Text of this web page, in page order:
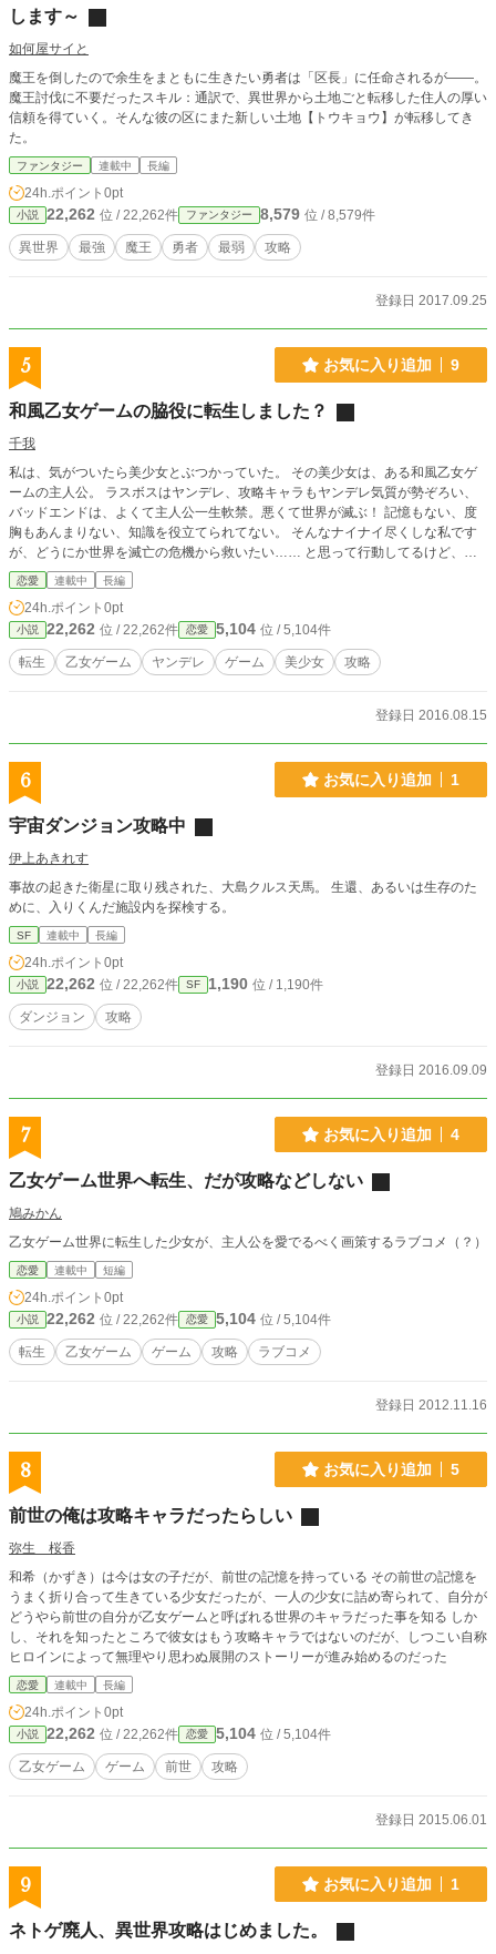
します～
如何屋サイと
魔王を倒したので余生をまともに生きたい勇者は「区長」に任命されるが――。
魔王討伐に不要だったスキル：通訳で、異世界から土地ごと転移した住人の厚い
信頼を得ていく。そんな彼の区にまた新しい土地【トウキョウ】が転移してき
た。
ファンタジー 連載中 長編
24h.ポイント 0pt
小説 22,262 位 / 22,262件 ファンタジー 8,579 位 / 8,579件
異世界 最強 魔王 勇者 最弱 攻略
登録日 2017.09.25
5 お気に入り追加 9
和風乙女ゲームの脇役に転生しました？
千我
私は、気がついたら美少女とぶつかっていた。 その美少女は、ある和風乙女ゲ
ームの主人公。 ラスボスはヤンデレ、攻略キャラもヤンデレ気質が勢ぞろい、
バッドエンドは、よくて主人公一生軟禁。悪くて世界が滅ぶ！ 記憶もない、度
胸もあんまりない、知識を役立てられてない。 そんなナイナイ尽くしな私です
が、どうにか世界を滅亡の危機から救いたい…… と思って行動してるけど、い
ろんなことに躓きまくり中です。
恋愛 連載中 長編
24h.ポイント 0pt
小説 22,262 位 / 22,262件 恋愛 5,104 位 / 5,104件
転生 乙女ゲーム ヤンデレ ゲーム 美少女 攻略
登録日 2016.08.15
6 お気に入り追加 1
宇宙ダンジョン攻略中
伊上あきれす
事故の起きた衛星に取り残された、大島クルス天馬。 生還、あるいは生存のた
めに、入りくんだ施設内を探検する。
SF 連載中 長編
24h.ポイント 0pt
小説 22,262 位 / 22,262件 SF 1,190 位 / 1,190件
ダンジョン 攻略
登録日 2016.09.09
7 お気に入り追加 4
乙女ゲーム世界へ転生、だが攻略などしない
鳩みかん
乙女ゲーム世界に転生した少女が、主人公を愛でるべく画策するラブコメ（？）
恋愛 連載中 短編
24h.ポイント 0pt
小説 22,262 位 / 22,262件 恋愛 5,104 位 / 5,104件
転生 乙女ゲーム ゲーム 攻略 ラブコメ
登録日 2012.11.16
8 お気に入り追加 5
前世の俺は攻略キャラだったらしい
弥生 桜香
和希（かずき）は今は女の子だが、前世の記憶を持っている その前世の記憶を
うまく折り合って生きている少女だったが、一人の少女に詰め寄られて、自分が
どうやら前世の自分が乙女ゲームと呼ばれる世界のキャラだった事を知る しか
し、それを知ったところで彼女はもう攻略キャラではないのだが、しつこい自称
ヒロインによって無理やり思わぬ展開のストーリーが進み始めるのだった
恋愛 連載中 長編
24h.ポイント 0pt
小説 22,262 位 / 22,262件 恋愛 5,104 位 / 5,104件
乙女ゲーム ゲーム 前世 攻略
登録日 2015.06.01
9 お気に入り追加 1
ネトゲ廃人、異世界攻略はじめました。